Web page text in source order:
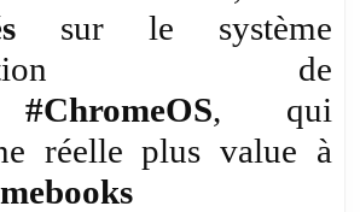
sur le système
de
#ChromeOS, qui
réelle plus value à